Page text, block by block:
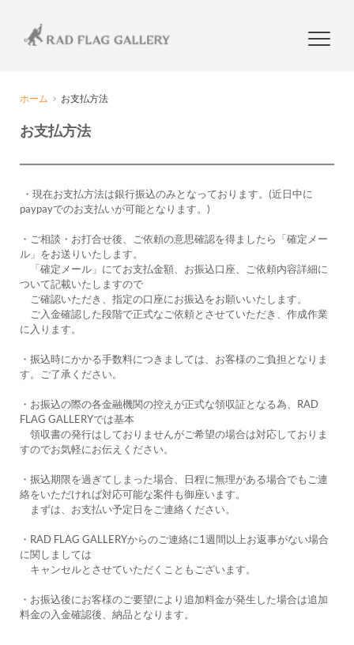
ホーム お支払方法
お支払方法
paypayでのお支払いが可能となります。)
・ご相談・お打合せ後、ご依頼の意思確認を得ましたら「確定メー
ル」をお送りいたします。
「確定メール」にてお支払金額、お振込口座、ご依頼内容詳細に
ついて記載いたしますので
ご確認いただき、指定の口座にお振込をお願いいたします。
ご入金確認した段階で正式なご依頼とさせていただき、作成作業
に入ります。
・振込時にかかる手数料につきましては、お客様のご負担となりま
す。ご了承ください。
・お振込の際の各金融機関の控えが正式な領収証となる為、RAD
FLAG GALLERYでは基本
領収書の発行はしておりませんがご希望の場合は対応しておりま
すのでお気軽にお伝えください。
・振込期限を過ぎてしまった場合、日程に無理がある場合でもご連
絡をいただければ対応可能な案件も御座います。
まずは、お支払い予定日をご連絡ください。
・RAD FLAG GALLERYからのご連絡に1週間以上お返事がない場合
に関しましては
キャンセルとさせていただくこともございます。
・お振込後にお客様のご要望により追加料金が発生した場合は追加
料金の入金確認後、納品となります。